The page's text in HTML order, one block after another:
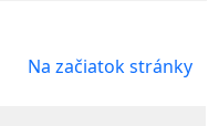
Na začiatok stránky